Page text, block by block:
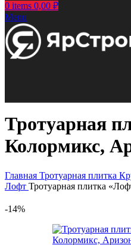
0 items 0,00 ₽
Menu
Тротуарная
Колормикс,
Главная Тротуарная плитка
Лофт Тротуарная плитка
-14%